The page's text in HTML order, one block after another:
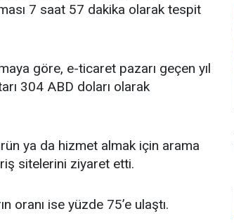
7 saat 57 dakika olarak tespit
göre, e-ticaret pazarı geçen yıl
304 ABD doları olarak
ya da hizmet almak için arama
sitelerini ziyaret etti.
oranı ise yüzde 75’e ulaştı.